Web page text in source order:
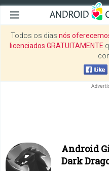
Todos os dias nós
licenciados GRATUITAMENTE
Android
Dark